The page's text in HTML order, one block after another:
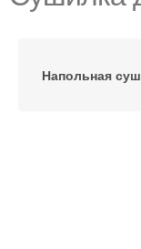
Напольная